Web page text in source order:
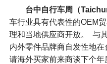
台中自行车周（
车行业具有代表性的OEM
理和当地供应商开放。 与
内外零件品牌商自发性地
请海外买家前来商谈下个